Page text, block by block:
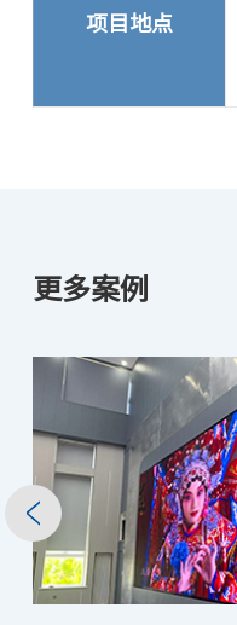
项目地点
更多案例